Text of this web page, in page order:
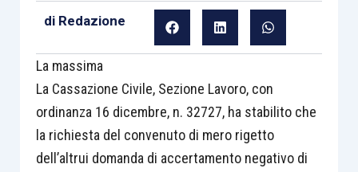
di Redazione
La massima
La Cassazione Civile, Sezione Lavoro, con
ordinanza 16 dicembre, n. 32727, ha stabilito che
la richiesta del convenuto di mero rigetto
dell’altrui domanda di accertamento negativo di